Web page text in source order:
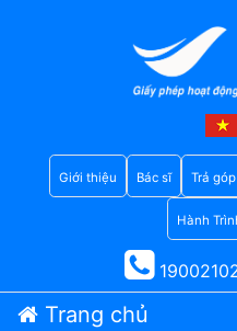
Giới thiệu Bác sĩ Trả góp
Hành
Trang chủ